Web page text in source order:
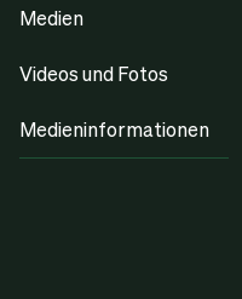
Medien
Videos und Fotos
Medieninformationen